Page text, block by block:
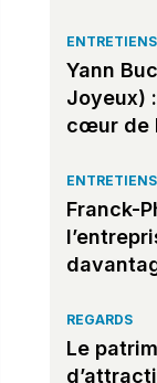
ENTRETIENS
Yann
Joyeux)
cœur de
ENTRETIENS
Franck-
REGARDS
Le